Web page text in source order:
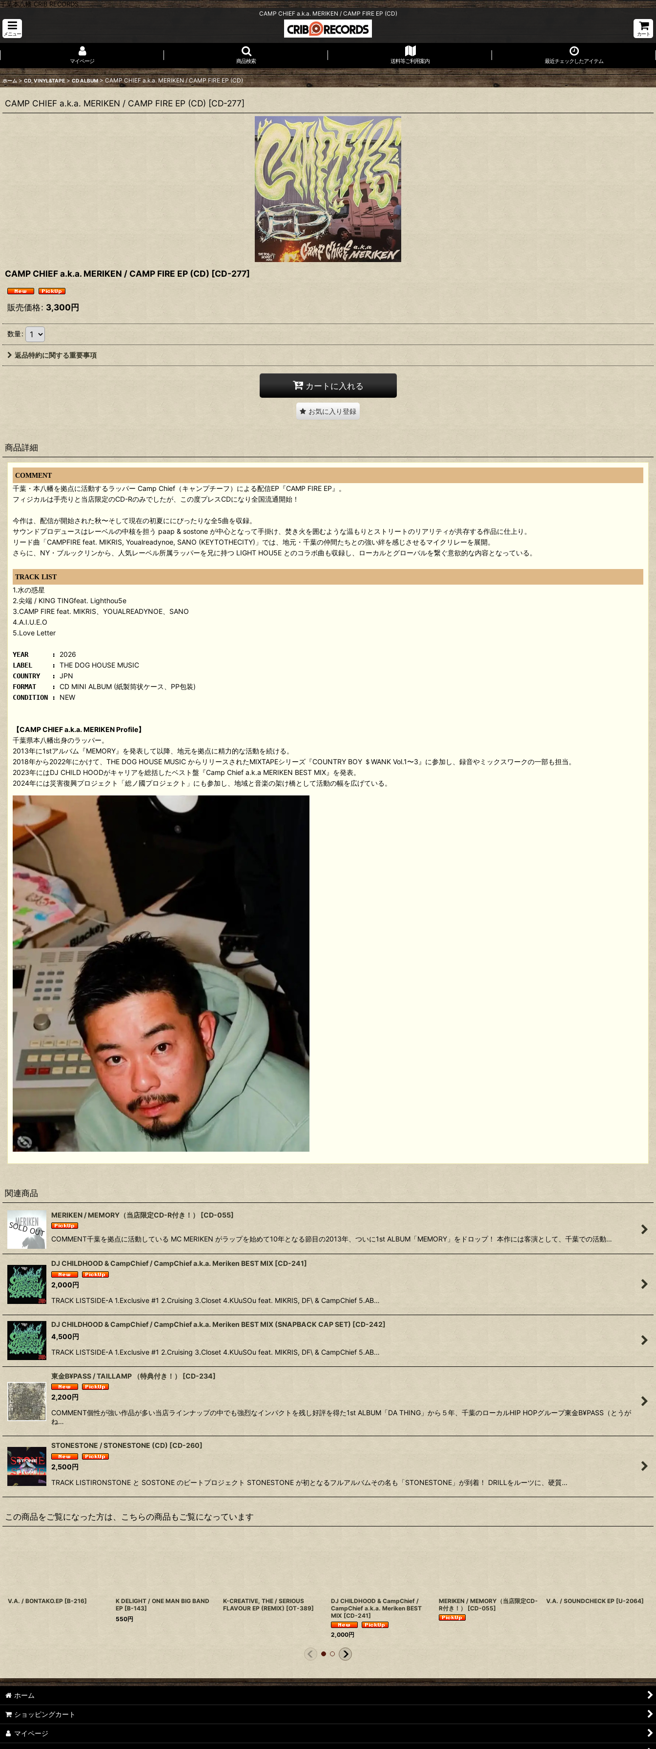
千葉本八幡 CRIB RECORDS
CAMP CHIEF a.k.a. MERIKEN / CAMP FIRE EP (CD)
メニュー カート
マイページ 商品検索 送料等ご利用案内 最近チェックしたアイテム
ホーム > CD, VINYL&TAPE > CD ALBUM > CAMP CHIEF a.k.a. MERIKEN / CAMP FIRE EP (CD)
CAMP CHIEF a.k.a. MERIKEN / CAMP FIRE EP (CD) [CD-277]
CAMP CHIEF a.k.a. MERIKEN / CAMP FIRE EP (CD) [CD-277]
販売価格: 3,300円
数量:
返品特約に関する重要事項
カートに入れる
お気に入り登録
商品詳細
COMMENT
千葉・本八幡を拠点に活動するラッパー Camp Chief（キャンプチーフ）による配信EP『CAMP FIRE EP』。
フィジカルは手売りと当店限定のCD-Rのみでしたが、この度プレスCDになり全国流通開始！
今作は、配信が開始された秋〜そして現在の初夏ににぴったりな全5曲を収録。
サウンドプロデュースはレーベルの中核を担う paap & sostone が中心となって手掛け、焚き火を囲むような温もりとストリートのリアリティが共存する作品に仕上り。
リード曲「CAMPFIRE feat. MIKRIS, Youalreadynoe, SANO (KEYTOTHECITY)」では、地元・千葉の仲間たちとの強い絆を感じさせるマイクリレーを展開。
さらに、NY・ブルックリンから、人気レーベル所属ラッパーを兄に持つ LIGHT HOU5E とのコラボ曲も収録し、ローカルとグローバルを繋ぐ意欲的な内容となっている。
TRACK LIST
1.水の惑星
2.尖端 / KING TINGfeat. Lighthou5e
3.CAMP FIRE feat. MIKRIS、YOUALREADYNOE、SANO
4.A.I.U.E.O
5.Love Letter
YEAR : 2026
LABEL : THE DOG HOUSE MUSIC
COUNTRY : JPN
FORMAT : CD MINI ALBUM (紙製筒状ケース、PP包装)
CONDITION : NEW
【CAMP CHIEF a.k.a. MERIKEN Profile】
千葉県本八幡出身のラッパー。
2013年に1stアルバム『MEMORY』を発表して以降、地元を拠点に精力的な活動を続ける。
2018年から2022年にかけて、THE DOG HOUSE MUSIC からリリースされたMIXTAPEシリーズ『COUNTRY BOY ＄WANK Vol.1〜3』に参加し、録音やミックスワークの一部も担当。
2023年にはDJ CHILD HOODがキャリアを総括したベスト盤『Camp Chief a.k.a MERIKEN BEST MIX』を発表。
2024年には災害復興プロジェクト「総ノ國プロジェクト」にも参加し、地域と音楽の架け橋として活動の幅を広げている。
関連商品
MERIKEN / MEMORY（当店限定CD-R付き！） [CD-055]
COMMENT千葉を拠点に活動している MC MERIKEN がラップを始めて10年となる節目の2013年、ついに1st ALBUM「MEMORY」をドロップ！ 本作には客演として、千葉での活動…
DJ CHILDHOOD & CampChief / CampChief a.k.a. Meriken BEST MIX [CD-241]
2,000円
TRACK LISTSIDE-A 1.Exclusive #1 2.Cruising 3.Closet 4.KUuSOu feat. MIKRIS, DF\ & CampChief 5.AB…
DJ CHILDHOOD & CampChief / CampChief a.k.a. Meriken BEST MIX (SNAPBACK CAP SET) [CD-242]
4,500円
TRACK LISTSIDE-A 1.Exclusive #1 2.Cruising 3.Closet 4.KUuSOu feat. MIKRIS, DF\ & CampChief 5.AB…
東金B¥PASS / TAILLAMP （特典付き！） [CD-234]
2,200円
COMMENT個性が強い作品が多い当店ラインナップの中でも強烈なインパクトを残し好評を得た1st ALBUM「DA THING」から５年、千葉のローカルHIP HOPグループ東金B¥PASS（とうが
ね…
STONESTONE / STONESTONE (CD) [CD-260]
2,500円
TRACK LISTIRONSTONE と SOSTONE のビートプロジェクト STONESTONE が初となるフルアルバムその名も「STONESTONE」が到着！ DRILLをルーツに、硬質…
この商品をご覧になった方は、こちらの商品もご覧になっています
V.A. / BONTAKO.EP [B-216]
K DELIGHT / ONE MAN BIG BAND
EP [B-143]
550円
K-CREATIVE, THE / SERIOUS
FLAVOUR EP (REMIX) [OT-389]
DJ CHILDHOOD & CampChief /
CampChief a.k.a. Meriken BEST
MIX [CD-241]
2,000円
MERIKEN / MEMORY（当店限定CD-
R付き！）
[CD-055]
V.A. / SOUNDCHECK EP [U-2064]
ホーム
ショッピングカート
マイページ